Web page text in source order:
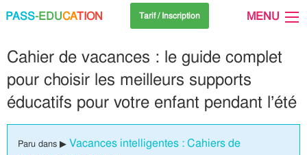
PASS-EDUCATION Tarif / Inscription MENU
Cahier de vacances : le guide complet
pour choisir les meilleurs supports
éducatifs pour votre enfant pendant l’été
Paru dans ▶ Vacances intelligentes : Cahiers de